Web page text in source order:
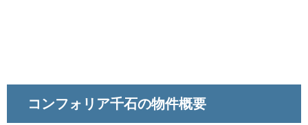
コンフォリア千石の物件概要